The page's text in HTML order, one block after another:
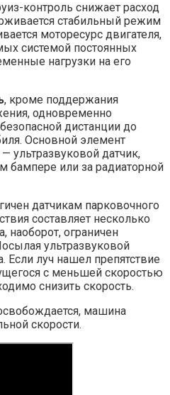
контроль снижает расход
стабильный режим
моторесурс двигателя,
системой постоянных
нагрузки на его
, кроме поддержания
одновременно
дистанции до
Основной элемент
ультразвуковой датчик,
бампере или за радиаторной
датчикам парковочного
составляет несколько
наоборот, ограничен
ультразвуковой
Если луч нашел препятствие
с меньшей скоростью
снизить скорость.
машина
скорости.